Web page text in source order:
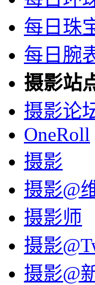
每日珠
每日腕
摄影站
摄影论
OneRoll
摄影
摄影@
摄影师
摄影
摄影@